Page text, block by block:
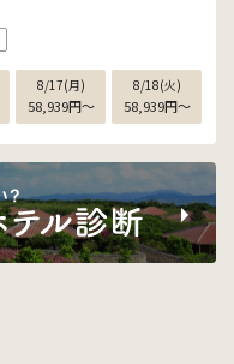
8/17(月)
58,939円〜
8/18(火)
58,939円〜